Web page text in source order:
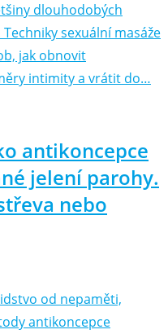
dlouhodobých
sexuální masáže
jak obnovit
intimity a vrátit do…
antikoncepce
jelení parohy.
nebo
od nepaměti,
antikoncepce